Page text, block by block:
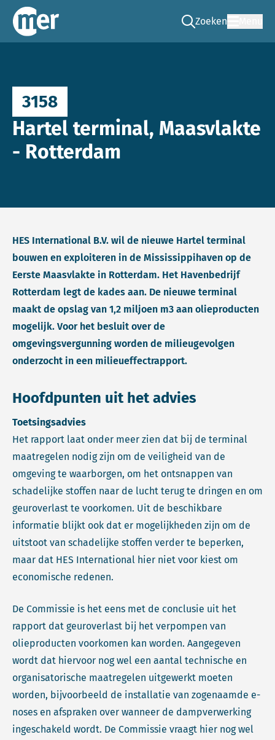
Commissie mer
Zoeken
Ga naar de zoek
3158
Hartel terminal, Maasvlakte
- Rotterdam
HES International B.V. wil de nieuwe Hartel terminal
bouwen en exploiteren in de Mississippihaven op de
Eerste Maasvlakte in Rotterdam. Het Havenbedrijf
Rotterdam legt de kades aan. De nieuwe terminal
maakt de opslag van 1,2 miljoen m3 aan olieproducten
mogelijk. Voor het besluit over de
omgevingsvergunning worden de milieugevolgen
onderzocht in een milieueffectrapport.
Hoofdpunten uit het advies
Toetsingsadvies
Het rapport laat onder meer zien dat bij de terminal
maatregelen nodig zijn om de veiligheid van de
omgeving te waarborgen, om het ontsnappen van
schadelijke stoffen naar de lucht terug te dringen en om
geuroverlast te voorkomen. Uit de beschikbare
informatie blijkt ook dat er mogelijkheden zijn om de
uitstoot van schadelijke stoffen verder te beperken,
maar dat HES International hier niet voor kiest om
economische redenen.
De Commissie is het eens met de conclusie uit het
rapport dat geuroverlast bij het verpompen van
olieproducten voorkomen kan worden. Aangegeven
wordt dat hiervoor nog wel een aantal technische en
organisatorische maatregelen uitgewerkt moeten
worden, bijvoorbeeld de installatie van zogenaamde e-
noses en afspraken over wanneer de dampverwerking
ingeschakeld wordt. De Commissie vraagt hier nog wel